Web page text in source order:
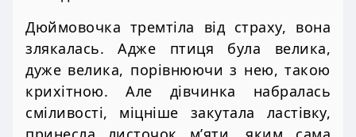
Дюймовочка тремтіла від страху, вона
злякалась. Адже птиця була велика,
дуже велика, порівнюючи з нею, такою
крихітною. Але дівчинка набралась
сміливості, міцніше закутала ластівку,